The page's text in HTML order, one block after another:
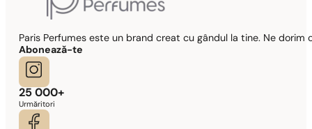
Paris Perfumes este un brand creat cu gândul la tine. Ne
Abonează-te
25 000+
Urmăritori